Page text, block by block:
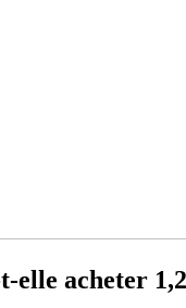
elle acheter